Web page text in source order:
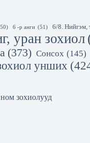
6 -р анги (51) 6/8.
уран зохиол
(373) Сонсох (145)
унших
зохиолууд